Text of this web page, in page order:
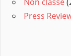
Press